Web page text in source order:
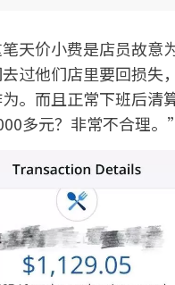
天价小费是店员故意
过他们店里要回损失
。而且正常下班后清
多元？非常不合理。”